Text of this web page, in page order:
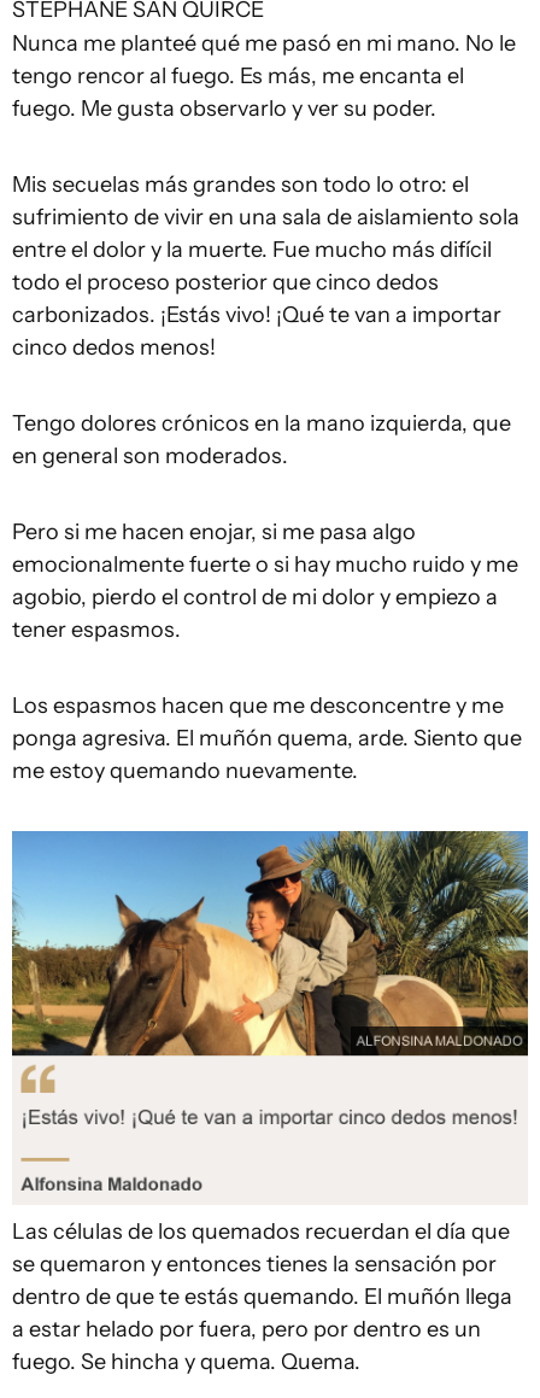
STÉPHANE SAN QUIRCE
Nunca me planteé qué me pasó en mi mano. No le
tengo rencor al fuego. Es más, me encanta el
fuego. Me gusta observarlo y ver su poder.
Mis secuelas más grandes son todo lo otro: el
sufrimiento de vivir en una sala de aislamiento sola
entre el dolor y la muerte. Fue mucho más difícil
todo el proceso posterior que cinco dedos
carbonizados. ¡Estás vivo! ¡Qué te van a importar
cinco dedos menos!
Tengo dolores crónicos en la mano izquierda, que
en general son moderados.
Pero si me hacen enojar, si me pasa algo
emocionalmente fuerte o si hay mucho ruido y me
agobio, pierdo el control de mi dolor y empiezo a
tener espasmos.
Los espasmos hacen que me desconcentre y me
ponga agresiva. El muñón quema, arde. Siento que
me estoy quemando nuevamente.
Las células de los quemados recuerdan el día que
se quemaron y entonces tienes la sensación por
dentro de que te estás quemando. El muñón llega
a estar helado por fuera, pero por dentro es un
fuego. Se hincha y quema. Quema.